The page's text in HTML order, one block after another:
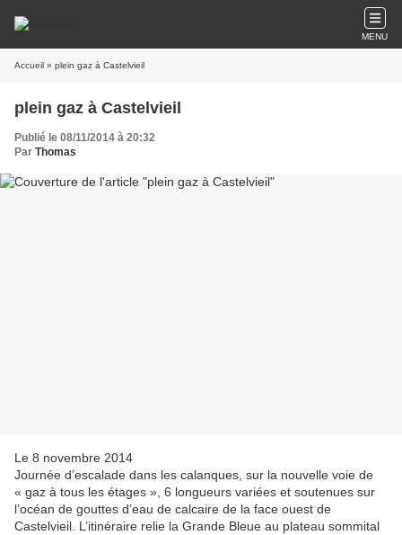
MENU
Accueil » plein gaz à Castelvieil
plein gaz à Castelvieil
Publié le 08/11/2014 à 20:32
Par Thomas
Le 8 novembre 2014
Journée d’escalade dans les calanques, sur la nouvelle voie de
« gaz à tous les étages », 6 longueurs variées et soutenues sur
l’océan de gouttes d’eau de calcaire de la face ouest de
Castelvieil. L’itinéraire relie la Grande Bleue au plateau sommital